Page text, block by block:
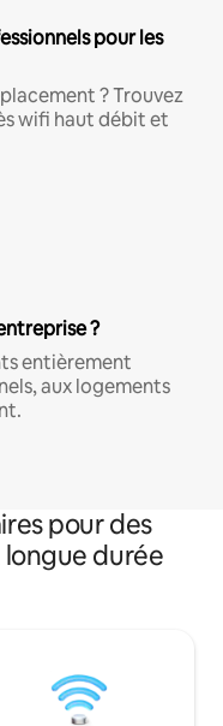
pour les
? Trouvez
wifi haut débit et
?
entièrement
aux logements
pour des
durée